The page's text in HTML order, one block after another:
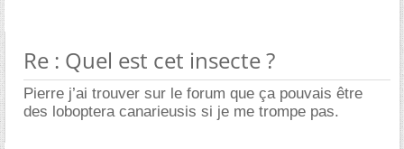
Re : Quel est cet insecte ?
Pierre j’ai trouver sur le forum que ça pouvais être
des loboptera canarieusis si je me trompe pas.